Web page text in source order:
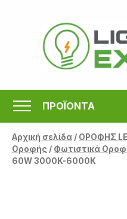
περιεχόμενο
ΠΡΟΪΟΝΤΑ
Αρχική σελίδα/ ΟΡΟΦΗΣ
Οροφής / Φωτιστικά
60W 3000K-6000K